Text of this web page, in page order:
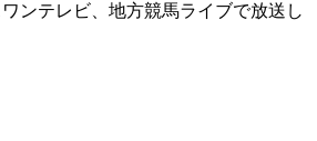
ンテレビ、地方競馬ライブで放送し